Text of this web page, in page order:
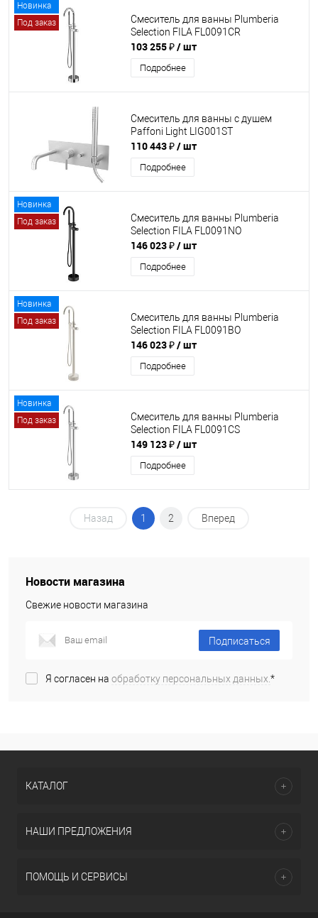
Новинка
Под заказ
Смеситель для ванны Plumberia
Selection FILA FL0091CR
103 255 ₽/ шт
Подробнее
Смеситель для ванны с душем
Paffoni Light LIG001ST
110 443 ₽/ шт
Подробнее
Новинка
Под заказ
Смеситель для ванны Plumberia
Selection FILA FL0091NO
146 023 ₽/ шт
Подробнее
Новинка
Под заказ
Смеситель для ванны Plumberia
Selection FILA FL0091BO
146 023 ₽/ шт
Подробнее
Новинка
Под заказ
Смеситель для ванны Plumberia
Selection FILA FL0091CS
149 123 ₽/ шт
Подробнее
Назад 1 2 Вперед
Новости магазина
Свежие новости магазина
Подписаться
Я согласен на обработку персональных данных.*
КАТАЛОГ
НАШИ ПРЕДЛОЖЕНИЯ
ПОМОЩЬ И СЕРВИСЫ